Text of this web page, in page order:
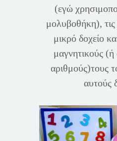
(εγώ
μολυβοθήκη),
μικρό δοχείο
μαγνητικούς (ή
αριθμούς)τους
αυτούς